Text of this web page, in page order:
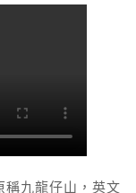
稱九龍仔山，英文